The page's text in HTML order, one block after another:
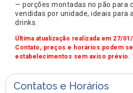
— porções montadas no pão para
vendidas por unidade, ideais para
drinks.
Última atualização realizada em 27/
Contato, preços e horários podem
estabelecimentos sem aviso prévio.
Contatos e Horários